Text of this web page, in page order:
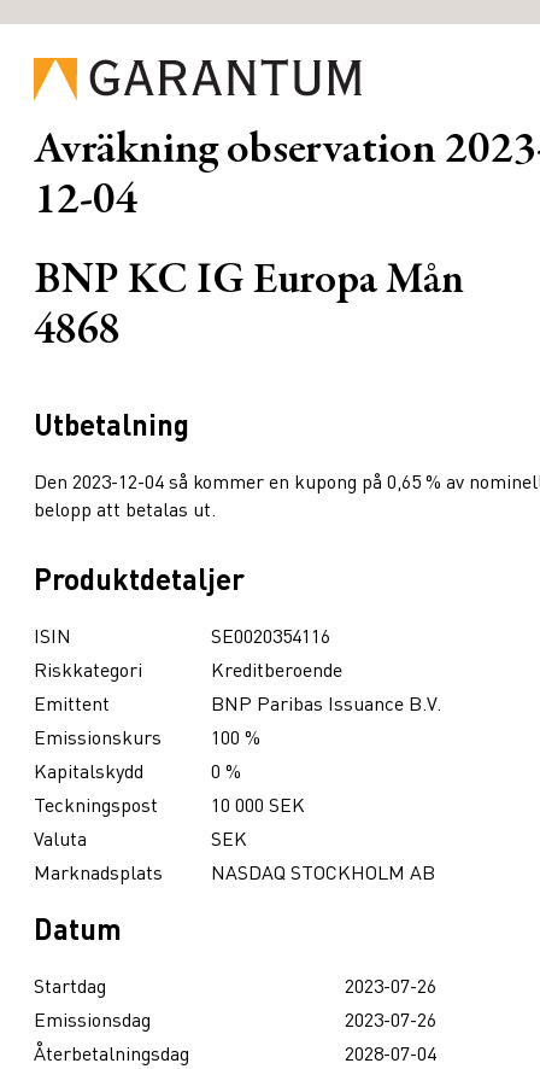
Avräkning observation
12-04
BNP KC IG Europa Mån
4868
Utbetalning
Den 2023-12-04 så kommer en kupong på 0,65 % av
belopp att betalas ut.
Produktdetaljer
ISIN
SE0020354116
Riskkategori
Kreditberoende
Emittent
BNP Paribas Issuance B.V.
Emissionskurs
100 %
Kapitalskydd
0 %
Teckningspost
10 000 SEK
Valuta
SEK
Marknadsplats
NASDAQ STOCKHOLM AB
Datum
Startdag
2023-07-26
Emissionsdag
2023-07-26
Återbetalningsdag
2028-07-04